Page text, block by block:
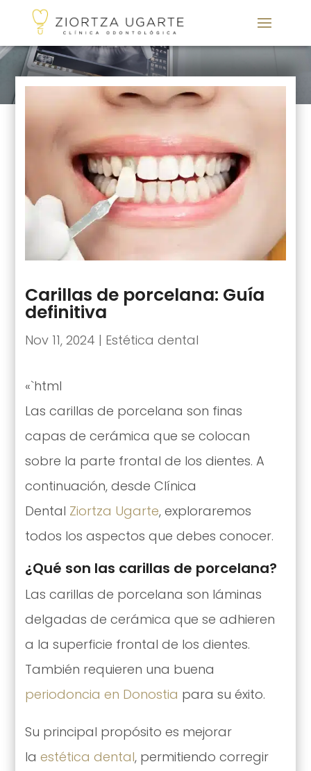
Carillas de porcelana: Guía
definitiva
Nov 11, 2024 | Estética dental
«`html
Las carillas de porcelana son finas
capas de cerámica que se colocan
sobre la parte frontal de los dientes. A
continuación, desde Clínica
Dental Ziortza Ugarte, exploraremos
todos los aspectos que debes conocer.
¿Qué son las carillas de porcelana?
Las carillas de porcelana son láminas
delgadas de cerámica que se adhieren
a la superficie frontal de los dientes.
También requieren una buena
periodoncia en Donostia para su éxito.
Su principal propósito es mejorar
la estética dental, permitiendo corregir